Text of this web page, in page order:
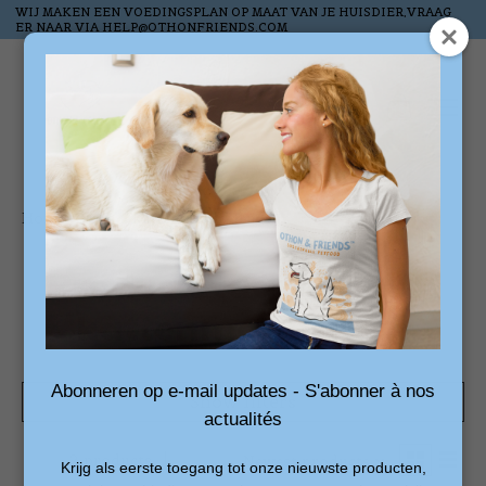
WIJ MAKEN EEN VOEDINGSPLAN OP MAAT VAN JE HUISDIER,VRAAG
ER NAAR VIA HELP@OTHONFRIENDS.COM
Wish List
Home / Tags kattenmaaltijden
Products tagged with
kattenmaaltijden
Show filters
2 products Sort by Newest products
Abonneren op e-mail updates - S'abonner à nos
actualités
Krijg als eerste toegang tot onze nieuwste producten,